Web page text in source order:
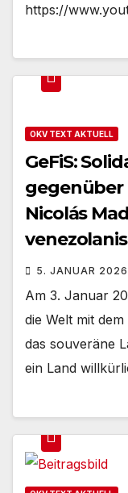
https://
OKV TEXT AKTUELL
GeFiS:
gegenüber
Nicolás
5. JANUAR 2026
Am 3. Januar
die Welt mit
das souveräne
ein Land